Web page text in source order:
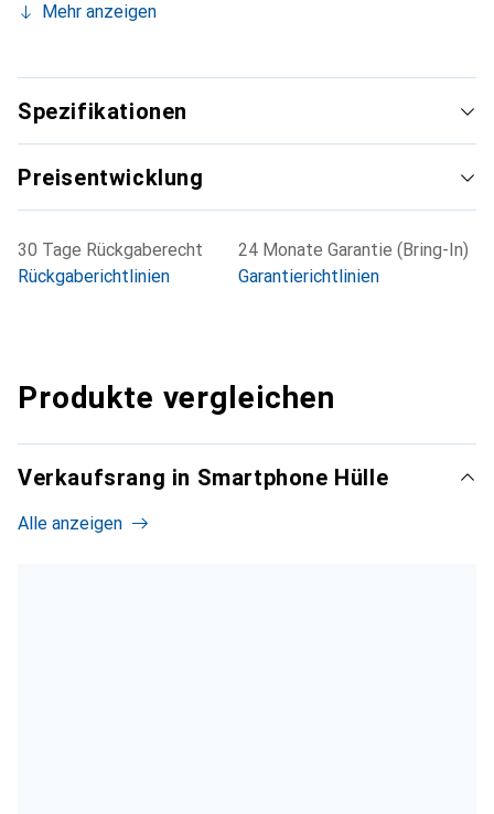
Smartphone. Die Marke Noreve ist international für ihre
für den anspruchsvollen Kunden.
Mehr anzeigen
Spezifikationen
Preisentwicklung
30 Tage Rückgaberecht
Rückgaberichtlinien
24 Monate Garantie (Bring-In)
Garantierichtlinien
Produkte vergleichen
Verkaufsrang in Smartphone Hülle
Alle anzeigen